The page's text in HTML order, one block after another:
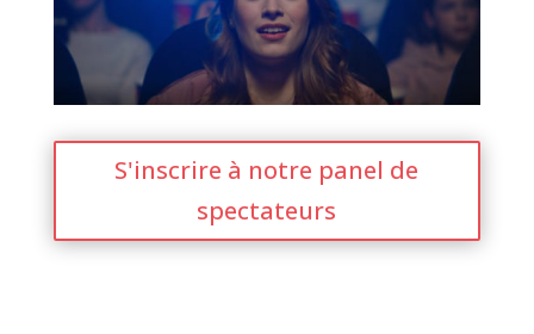
S'inscrire à notre panel de
spectateurs